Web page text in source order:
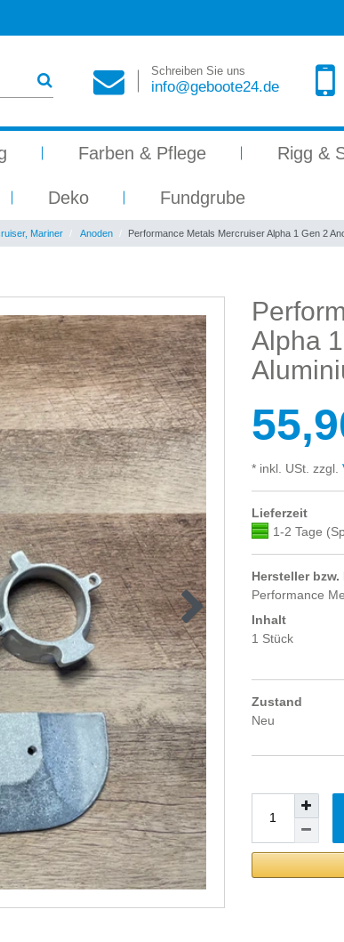
Schreiben Sie uns
info@geboote24.de
Farben & Pflege Rigg &
Deko Fundgrube
Mariner Anoden Performance Metals Mercruiser Alpha 1 Gen 2
Alpha
* inkl. USt. zzgl.
Lieferzeit
1-2 Tage
Hersteller bzw.
Performance
Inhalt
1 Stück
Zustand
Neu